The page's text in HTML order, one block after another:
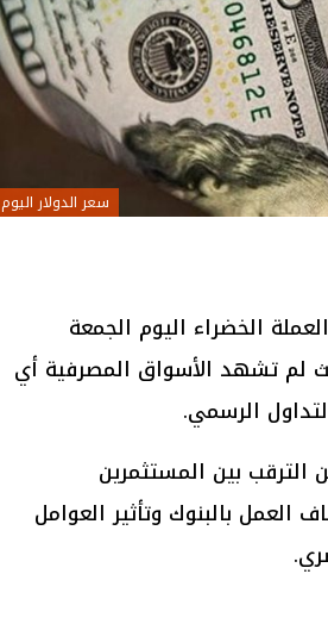
سعر الدولار اليوم
الخضراء اليوم الجمعة
البنوك، حيث لم تشهد الأسواق المصرفية أي
الرسمي.
الترقب بين المستثمرين
العمل بالبنوك وتأثير العوامل